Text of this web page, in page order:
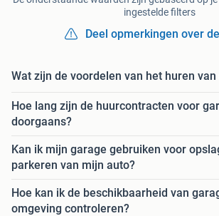
ingestelde filters
Deel opmerkingen over
Wat zijn de voordelen van het huren
Hoe lang zijn de huurcontracten voor
doorgaans?
Kan ik mijn garage gebruiken voor
parkeren van mijn auto?
Hoe kan ik de beschikbaarheid van
omgeving controleren?